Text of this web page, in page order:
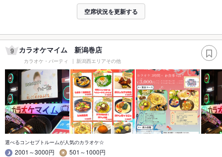
空席状況を更新する
9 カラオケマイム 新潟巻店
カラオケ・パーティ 新潟西エリアその他
選べるコンセプトルームが人気のカラオケ☆
2001～3000円
501～1000円